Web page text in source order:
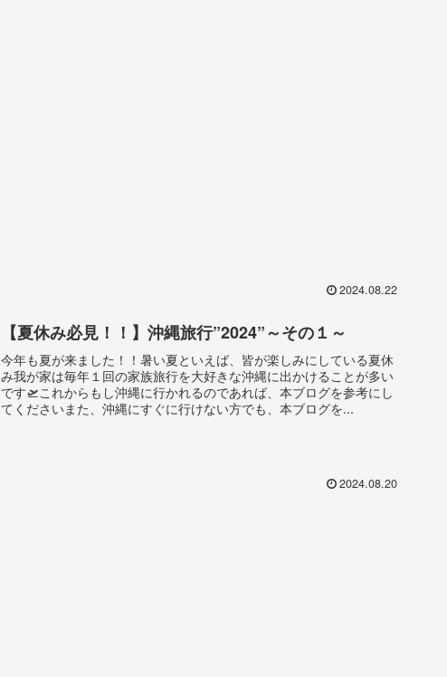
2024.08.22
【夏休み必見！！】沖縄旅行”2024”～その１～
今年も夏が来ました！！暑い夏といえば、皆が楽しみにしている夏休
み我が家は毎年１回の家族旅行を大好きな沖縄に出かけることが多い
です🛫これからもし沖縄に行かれるのであれば、本ブログを参考にし
てくださいまた、沖縄にすぐに行けない方でも、本ブログを...
2024.08.20